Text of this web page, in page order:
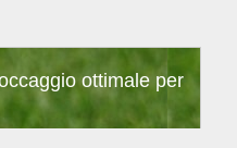
ottimale per